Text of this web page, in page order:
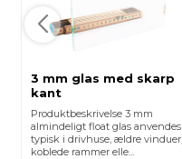
3 mm glas med skarp
kant
Produktbeskrivelse 3 mm
almindeligt float glas anvendes
typisk i drivhuse, ældre vinduer,
koblede rammer elle...